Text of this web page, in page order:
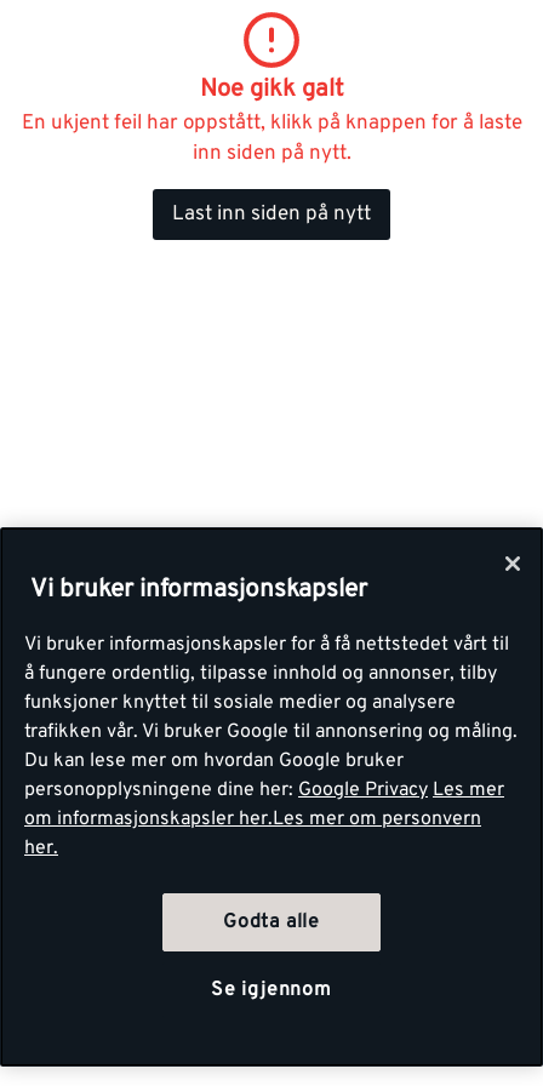
Noe gikk galt
En ukjent feil har oppstått, klikk på knappen for å laste
inn siden på nytt.
Last inn siden på nytt
Vi bruker informasjonskapsler
Vi bruker informasjonskapsler for å få nettstedet vårt til
å fungere ordentlig, tilpasse innhold og annonser, tilby
funksjoner knyttet til sosiale medier og analysere
trafikken vår. Vi bruker Google til annonsering og måling.
Du kan lese mer om hvordan Google bruker
personopplysningene dine her: Google Privacy Les mer
om informasjonskapsler her.Les mer om personvern
her.
Godta alle
Se igjennom